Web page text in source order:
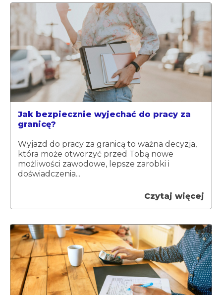
Jak bezpiecznie wyjechać do pracy za
granicę?
Wyjazd do pracy za granicą to ważna decyzja,
która może otworzyć przed Tobą nowe
możliwości zawodowe, lepsze zarobki i
doświadczenia...
Czytaj więcej